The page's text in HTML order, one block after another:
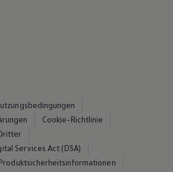
Cookie-Richtlinie
Services Act (DSA)